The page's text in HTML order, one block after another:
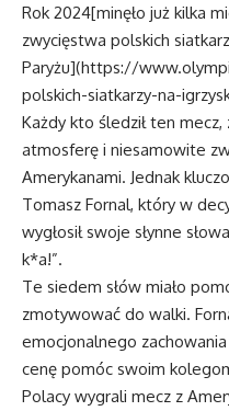
Rok 2024[minęło już kilka
zwycięstwa polskich
Paryżu](https://
polskich-siatkarzy-na-
Każdy kto śledził ten mecz,
atmosferę i niesamowite
Amerykanami. Jednak
Tomasz Fornal, który w
wygłosił swoje słynne
k*a!”.
Te siedem słów miało
zmotywować do walki.
emocjonalnego zachowania
cenę pomóc swoim
Polacy wygrali mecz z